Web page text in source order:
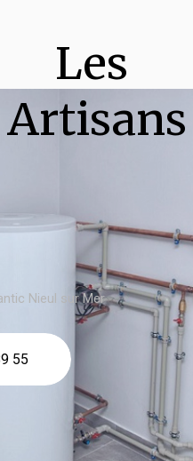
Les
Artisans
Nieul sur Mer
55